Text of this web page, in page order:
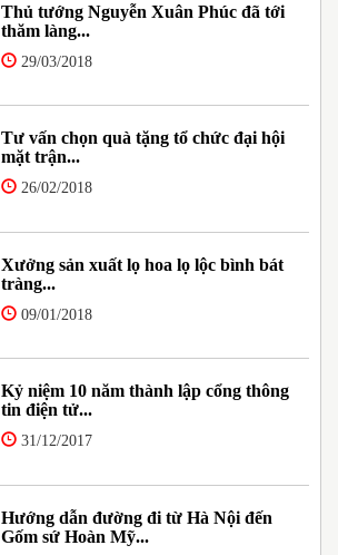
Thủ tướng Nguyễn Xuân Phúc đã tới
thăm làng...
29/03/2018
Tư vấn chọn quà tặng tổ chức đại hội
mặt trận...
26/02/2018
Xưởng sản xuất lọ hoa lọ lộc bình bát
tràng...
09/01/2018
Kỷ niệm 10 năm thành lập cổng thông
tin điện tử...
31/12/2017
Hướng dẫn đường đi từ Hà Nội đến
Gốm sứ Hoàn Mỹ...